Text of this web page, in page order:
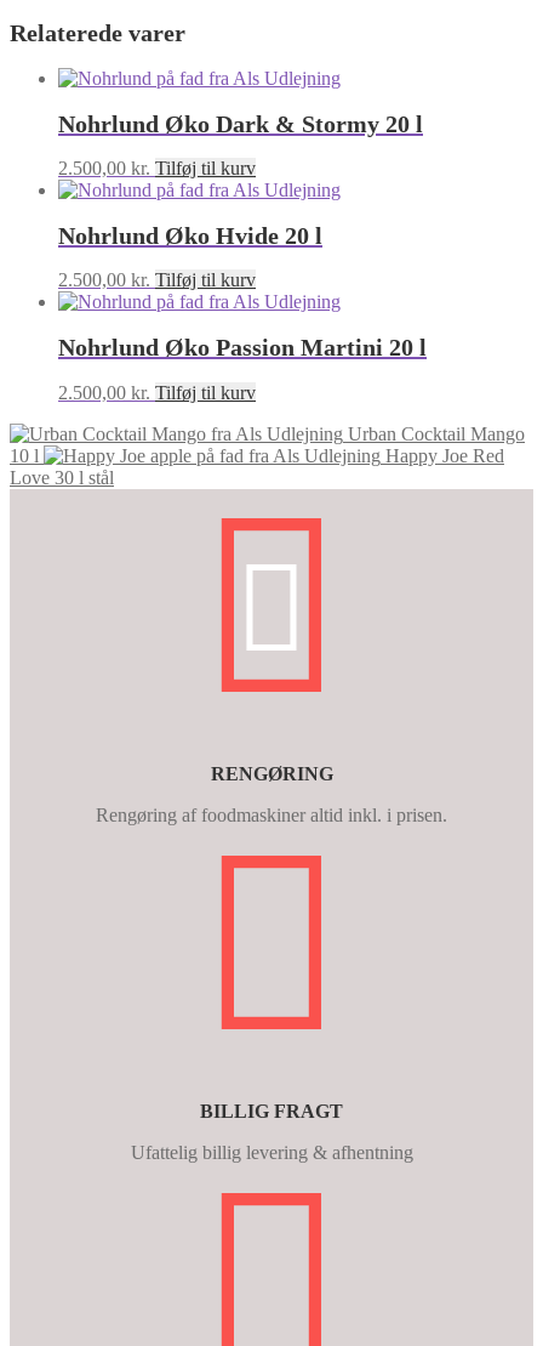
Relaterede varer
Nohrlund Øko Dark & Stormy 20 l
2.500,00 kr. Tilføj til kurv
Nohrlund Øko Hvide 20 l
2.500,00 kr. Tilføj til kurv
Nohrlund Øko Passion Martini 20 l
2.500,00 kr. Tilføj til kurv
Urban Cocktail Mango
10 l
Happy Joe Red
Love 30 l stål
RENGØRING
Rengøring af foodmaskiner altid inkl. i prisen.
BILLIG FRAGT
Ufattelig billig levering & afhentning